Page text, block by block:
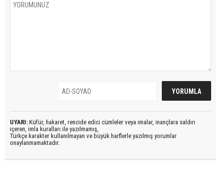
UYARI: Küfür, hakaret, rencide edici cümleler veya imalar, inançlara saldırı
içeren, imla kuralları ile yazılmamış,
Türkçe karakter kullanılmayan ve büyük harflerle yazılmış yorumlar
onaylanmamaktadır.